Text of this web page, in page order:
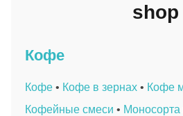
shop
Кофе
Кофе • Кофе в зернах • Кофе
Кофейные смеси •